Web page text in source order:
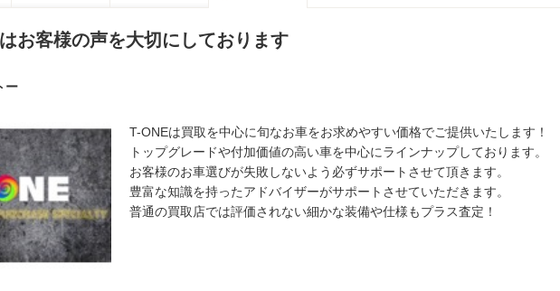
お客様の声を大切にしております
ー
T-ONEは買取を中心に旬なお車をお求めやすい価格でご提供いたします！
トップグレードや付加価値の高い車を中心にラインナップしております。
お客様のお車選びが失敗しないよう必ずサポートさせて頂きます。
豊富な知識を持ったアドバイザーがサポートさせていただきます。
普通の買取店では評価されない細かな装備や仕様もプラス査定！